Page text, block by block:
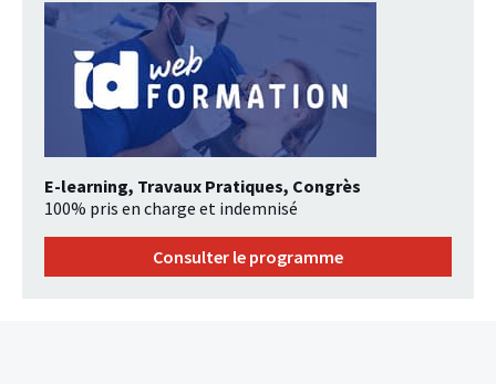
E-learning, Travaux Pratiques, Congrès
100% pris en charge et indemnisé
Consulter le programme